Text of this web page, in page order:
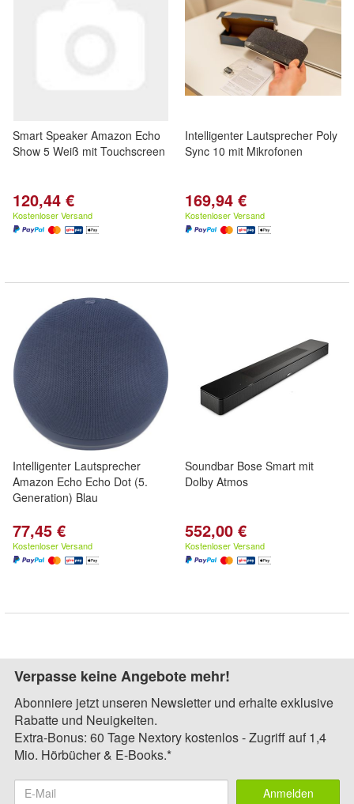
Smart Speaker Amazon Echo
Show 5 Weiß mit Touchscreen
120,44 €
Kostenloser Versand
Intelligenter Lautsprecher Poly
Sync 10 mit Mikrofonen
169,94 €
Kostenloser Versand
Intelligenter Lautsprecher
Amazon Echo Echo Dot (5.
Generation) Blau
77,45 €
Kostenloser Versand
Soundbar Bose Smart mit
Dolby Atmos
552,00 €
Kostenloser Versand
Verpasse keine Angebote mehr!
Abonniere jetzt unseren Newsletter und erhalte exklusive
Rabatte und Neuigkeiten.
Extra-Bonus: 60 Tage Nextory kostenlos - Zugriff auf 1,4
Mio. Hörbücher & E-Books.*
Anmelden